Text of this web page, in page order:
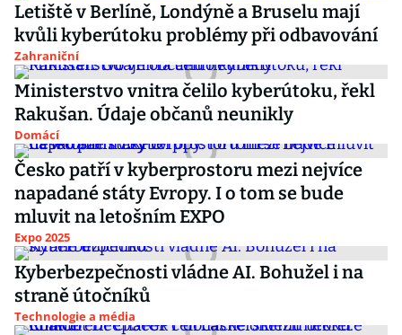
Letiště v Berlíně, Londýně a Bruselu mají
kvůli kyberútoku problémy při odbavování
Zahraniční
Ministerstvo vnitra čelilo kyberútoku, řekl
Rakušan. Údaje občanů neunikly
Domácí
Česko patří v kyberprostoru mezi nejvíce
napadané státy Evropy. I o tom se bude
mluvit na letošním EXPO
Expo 2025
Kyberbezpečnosti vládne AI. Bohužel i na
straně útočníků
Technologie a média